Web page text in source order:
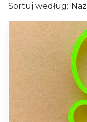
Sortuj według: